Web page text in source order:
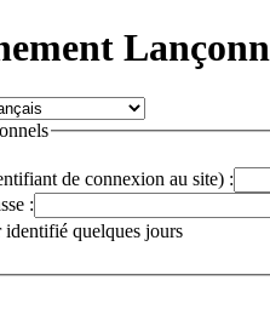
de connexion au site) :
:
identifié quelques jours